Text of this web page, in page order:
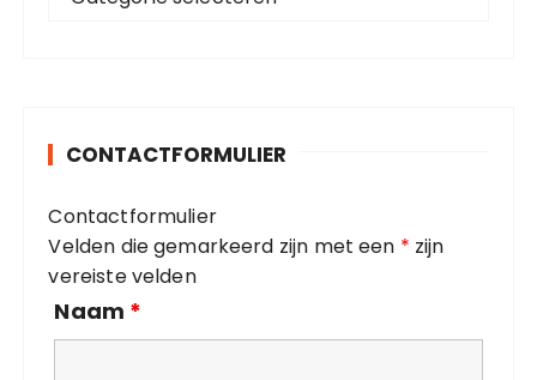
r
e
ë
n
CONTACTFORMULIER
Contactformulier
Velden die gemarkeerd zijn met een * zijn
vereiste velden
Naam *